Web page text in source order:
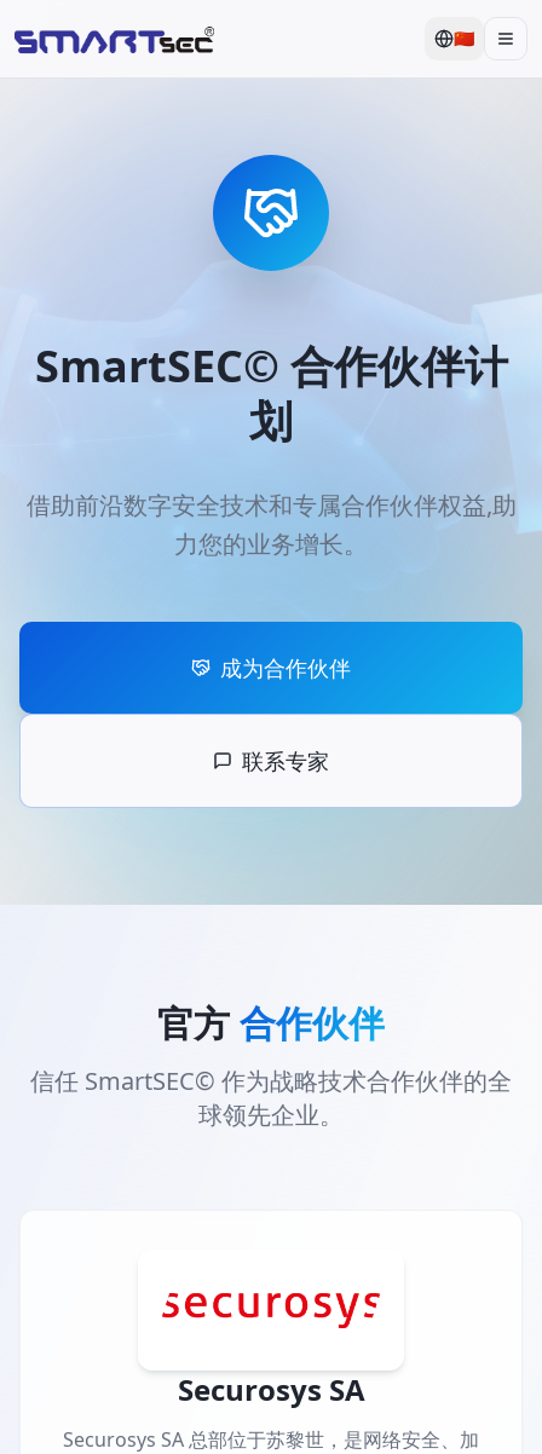
🇨🇳
SmartSEC© 合作伙伴计
划
借助前沿数字安全技术和专属合作伙伴权益,助
力您的业务增长。
成为合作伙伴
联系专家
官方合作伙伴
信任 SmartSEC© 作为战略技术合作伙伴的全
球领先企业。
Securosys SA
Securosys SA 总部位于苏黎世，是网络安全、加